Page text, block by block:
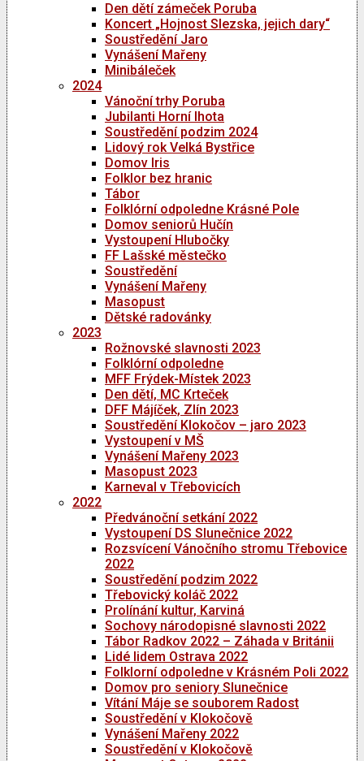
Den dětí zámeček Poruba
Koncert „Hojnost Slezska, jejich dary“
Soustředění Jaro
Vynášení Mařeny
Minibáleček
2024
Vánoční trhy Poruba
Jubilanti Horní lhota
Soustředění podzim 2024
Lidový rok Velká Bystřice
Domov Iris
Folklor bez hranic
Tábor
Folklórní odpoledne Krásné Pole
Domov seniorů Hučín
Vystoupení Hlubočky
FF Lašské městečko
Soustředění
Vynášení Mařeny
Masopust
Dětské radovánky
2023
Rožnovské slavnosti 2023
Folklórní odpoledne
MFF Frýdek-Místek 2023
Den dětí, MC Krteček
DFF Májíček, Zlín 2023
Soustředění Klokočov – jaro 2023
Vystoupení v MŠ
Vynášení Mařeny 2023
Masopust 2023
Karneval v Třebovicích
2022
Předvánoční setkání 2022
Vystoupení DS Slunečnice 2022
Rozsvícení Vánočního stromu Třebovice
2022
Soustředění podzim 2022
Třebovický koláč 2022
Prolínání kultur, Karviná
Sochovy národopisné slavnosti 2022
Tábor Radkov 2022 – Záhada v Británii
Lidé lidem Ostrava 2022
Folklorní odpoledne v Krásném Poli 2022
Domov pro seniory Slunečnice
Vítání Máje se souborem Radost
Soustředění v Klokočově
Vynášení Mařeny 2022
Soustředění v Klokočově